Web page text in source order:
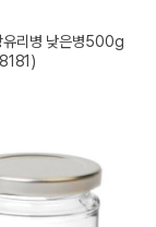
유리병 낮은병500g